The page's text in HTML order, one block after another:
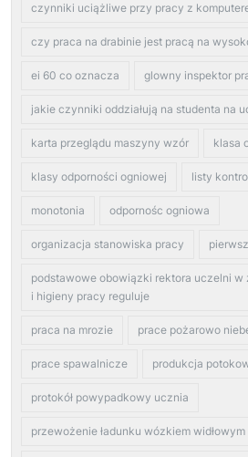
czynniki uciążliwe przy pracy z
czy praca na drabinie jest pracą na
ei 60 co oznacza glowny inspektor
jakie czynniki oddziałują na studenta na
karta przeglądu maszyny wzór klasa
klasy odporności ogniowej listy
monotonia odpornośc ogniowa
organizacja stanowiska pracy
podstawowe obowiązki rektora uczelni
i higieny pracy reguluje
praca na mrozie prace pożarowo
prace spawalnicze produkcja
protokół powypadkowy ucznia
przewożenie ładunku wózkiem widłowym